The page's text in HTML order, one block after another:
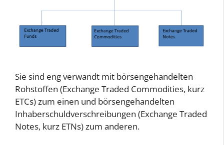
Sie sind eng verwandt mit börsengehandelten
Rohstoffen (Exchange Traded Commodities, kurz
ETCs) zum einen und börsengehandelten
Inhaberschuldverschreibungen (Exchange Traded
Notes, kurz ETNs) zum anderen.